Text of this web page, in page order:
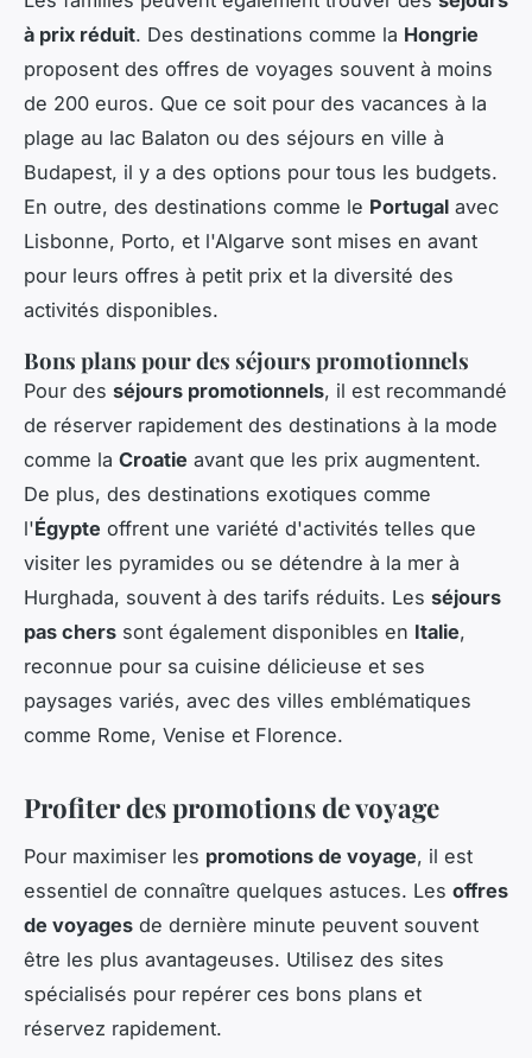
à prix réduit. Des destinations comme la Hongrie
proposent des offres de voyages souvent à moins
de 200 euros. Que ce soit pour des vacances à la
plage au lac Balaton ou des séjours en ville à
Budapest, il y a des options pour tous les budgets.
En outre, des destinations comme le Portugal avec
Lisbonne, Porto, et l'Algarve sont mises en avant
pour leurs offres à petit prix et la diversité des
activités disponibles.
Bons plans pour des séjours promotionnels
Pour des séjours promotionnels, il est recommandé
de réserver rapidement des destinations à la mode
comme la Croatie avant que les prix augmentent.
De plus, des destinations exotiques comme
l'Égypte offrent une variété d'activités telles que
visiter les pyramides ou se détendre à la mer à
Hurghada, souvent à des tarifs réduits. Les séjours
pas chers sont également disponibles en Italie,
reconnue pour sa cuisine délicieuse et ses
paysages variés, avec des villes emblématiques
comme Rome, Venise et Florence.
Profiter des promotions de voyage
Pour maximiser les promotions de voyage, il est
essentiel de connaître quelques astuces. Les offres
de voyages de dernière minute peuvent souvent
être les plus avantageuses. Utilisez des sites
spécialisés pour repérer ces bons plans et
réservez rapidement.